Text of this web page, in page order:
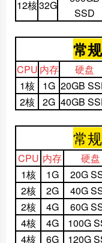
12核32G
SSD
常
CPU 内存 硬盘
1核
1G 20GB
2核 2G 40GB
常
CPU 内存 硬盘
1核
1G 20G
2核
2G 40G
2核
4G 60G
4核
4G 100G
4核
6G 120G